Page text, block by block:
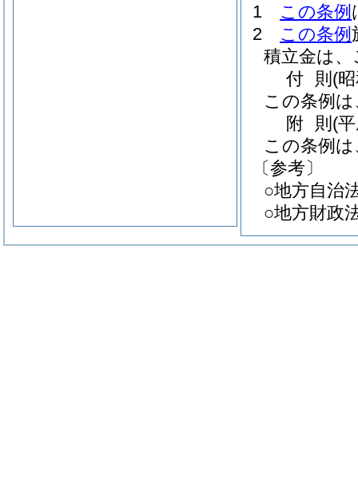
1
この条例
2
この条例
積立金は
付 則 (
この条例
附 則 (
この条例
〔参考〕
○地方自治
○地方財